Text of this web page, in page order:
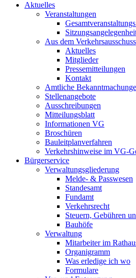
Aktuelles
Veranstaltungen
Aus dem Verkehrsausschuss
Aktuelles
Mitglieder
Pressemitteilungen
Kontakt
Amtliche
Stellenangebote
Ausschreibungen
Mitteilungsblatt
Informationen VG
Broschüren
Bauleitplanverfahren
Verkehrshinweise im VG-
Bürgerservice
Verwaltungsgliederung
Melde- & Passwesen
Standesamt
Fundamt
Verkehrsrecht
Steuern, Gebühren
Bauhöfe
Verwaltung
Mitarbeiter im
Organigramm
Was erledige ich wo
Formulare